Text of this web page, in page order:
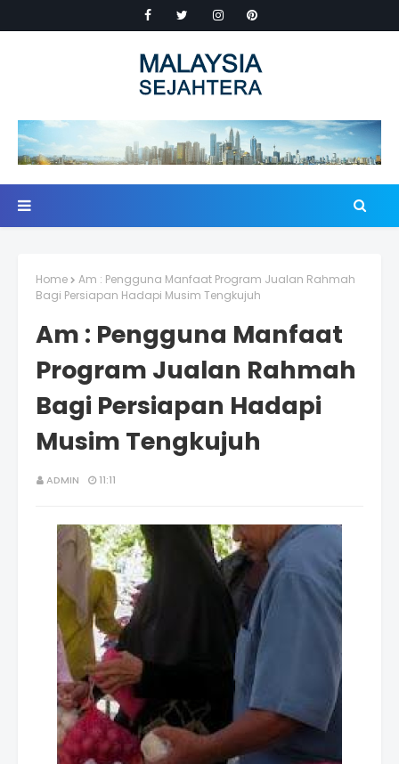
Home
Am : Pengguna Manfaat Program Jualan Rahmah
Bagi Persiapan Hadapi Musim Tengkujuh
Am : Pengguna Manfaat
Program Jualan Rahmah
Bagi Persiapan Hadapi
Musim Tengkujuh
ADMIN 11:11